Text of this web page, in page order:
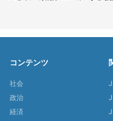
コンテンツ
社会
政治
経済